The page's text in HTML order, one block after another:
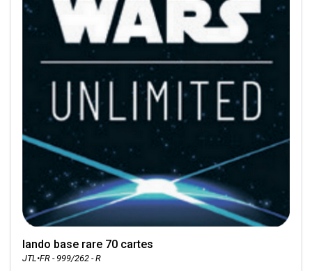
lando base rare 70 cartes
JTL•FR - 999/262 - R